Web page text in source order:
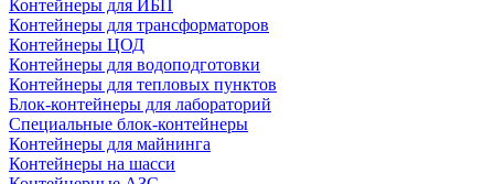
Контейнеры для ИБП
Контейнеры для трансформаторов
Контейнеры ЦОД
Контейнеры для водоподготовки
Контейнеры для тепловых пунктов
Блок-контейнеры для лабораторий
Специальные блок-контейнеры
Контейнеры для майнинга
Контейнеры на шасси